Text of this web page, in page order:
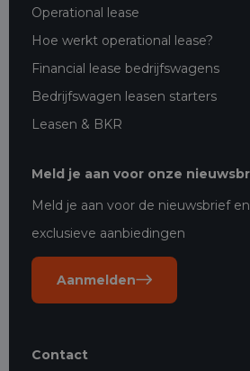
Operational lease
Hoe werkt operational lease?
Financial lease bedrijfswagens
Bedrijfswagen leasen starters
Leasen & BKR
Meld je aan voor onze
Meld je aan voor de nieuwsbrief
exclusieve aanbiedingen
Aanmelden
Contact